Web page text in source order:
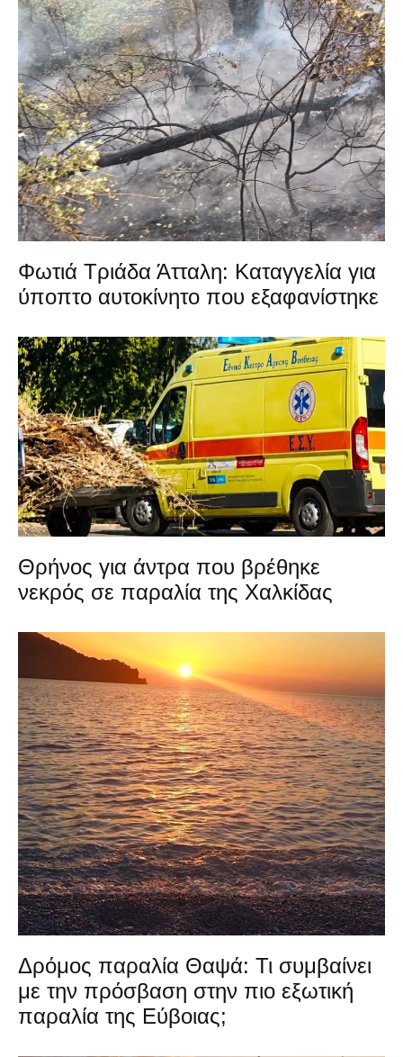
Φωτιά Τριάδα Άτταλη: Καταγγελία για
ύποπτο αυτοκίνητο που εξαφανίστηκε
Θρήνος για άντρα που βρέθηκε
νεκρός σε παραλία της Χαλκίδας
Δρόμος παραλία Θαψά: Τι συμβαίνει
με την πρόσβαση στην πιο εξωτική
παραλία της Εύβοιας;